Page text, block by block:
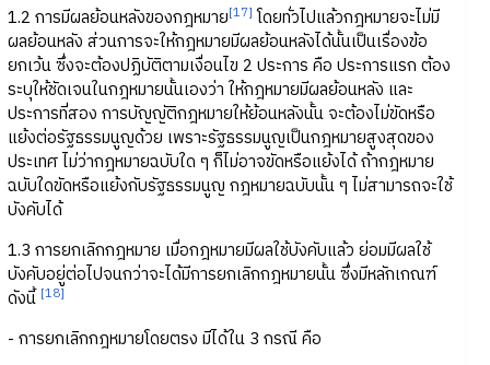
1.2 การมีผลย้อนหลังของกฎหมาย[17] โดยทั่วไปแล้วกฎหมายจะไม่มี
ผลย้อนหลัง ส่วนการจะให้กฎหมายมีผลย้อนหลังได้นั้นเป็นเรื่องข้อ
ยกเว้น ซึ่งจะต้องปฏิบัติตามเงื่อนไข 2 ประการ คือ ประการแรก ต้อง
ระบุให้ชัดเจนในกฎหมายนั้นเองว่า ให้กฎหมายมีผลย้อนหลัง และ
ประการที่สอง การบัญญัติกฎหมายให้ย้อนหลังนั้น จะต้องไม่ขัดหรือ
แย้งต่อรัฐธรรมนูญด้วย เพราะรัฐธรรมนูญเป็นกฎหมายสูงสุดของ
ประเทศ ไม่ว่ากฎหมายฉบับใด ๆ ก็ไม่อาจขัดหรือแย้งได้ ถ้ากฎหมาย
ฉบับใดขัดหรือแย้งกับรัฐธรรมนูญ กฎหมายฉบับนั้น ๆ ไม่สามารถจะใช้
บังคับได้
1.3 การยกเลิกกฎหมาย เมื่อกฎหมายมีผลใช้บังคับแล้ว ย่อมมีผลใช้
บังคับอยู่ต่อไปจนกว่าจะได้มีการยกเลิกกฎหมายนั้น ซึ่งมีหลักเกณฑ์
ดังนี้ [18]
- การยกเลิกกฎหมายโดยตรง มีได้ใน 3 กรณี คือ